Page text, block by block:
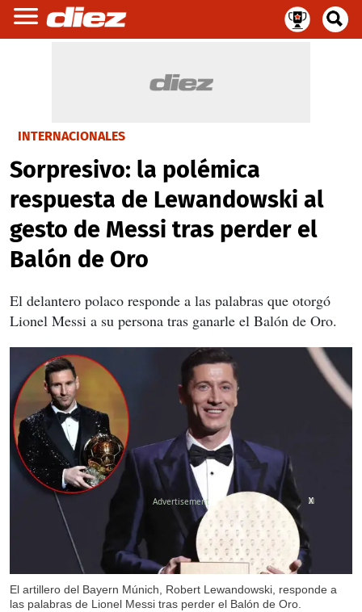
INTERNACIONALES
Sorpresivo: la polémica
respuesta de Lewandowski al
gesto de Messi tras perder el
Balón de Oro
El delantero polaco responde a las palabras que otorgó
Lionel Messi a su persona tras ganarle el Balón de Oro.
El artillero del Bayern Múnich, Robert Lewandowski, responde a
las palabras de Lionel Messi tras perder el Balón de Oro.
X
X
X